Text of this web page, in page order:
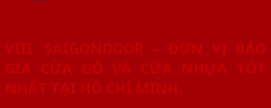
VIII. SAIGONDOOR – ĐƠN VỊ BÁO
GIÁ CỬA GỖ VÀ CỬA NHỰA TỐT
NHẤT TẠI HỒ CHÍ MINH.